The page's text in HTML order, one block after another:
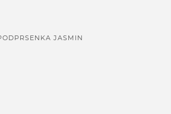
JASMIN